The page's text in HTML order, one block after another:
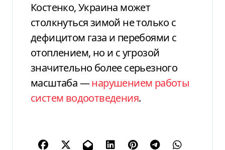
Костенко, Украина может
столкнуться зимой не только с
дефицитом газа и перебоями с
отоплением, но и с угрозой
значительно более серьезного
масштаба —нарушением работы
систем водоотведения.